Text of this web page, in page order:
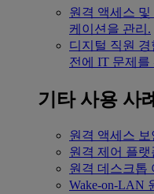
원격 액세스 및
케이션을 관리.
디지털 직원
전에 IT 문제를
기타 사용 사례
원격 액세스
원격 제어 플랫
원격 데스크톱
Wake-on-LAN